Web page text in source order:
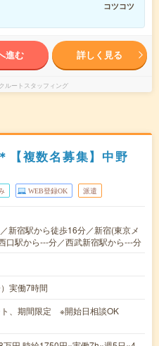
コツコツ
進む 詳しく見る
ルートスタッフィング
【複数名募集】中野
WEB登録OK 派遣
新宿駅から徒歩16分／新宿(東京メ
口駅から---分／西武新宿駅から---分
実働7時間
、期間限定 ※開始日相談OK